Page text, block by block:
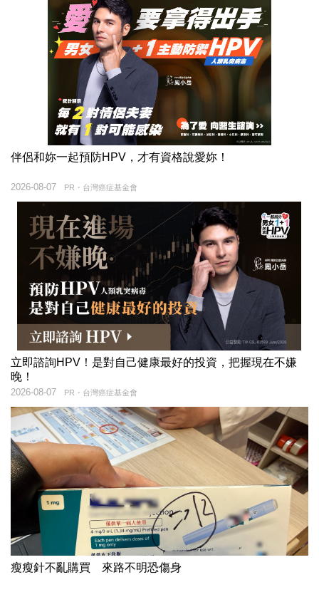
伴侶和妳一起預防HPV，才有資格說愛妳！
PR・台灣癌症基金會
2026-08-07
立即諮詢HPV！是對自己健康最好的投資，把握現在不嫌
晚！
PR・台灣癌症基金會
2026-08-07
瘦瘦針不亂購買 來路不明恐傷身